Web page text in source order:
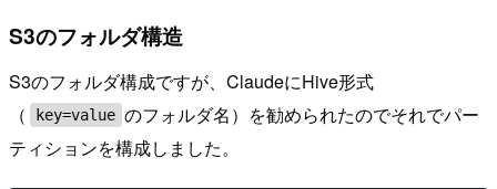
S3のフォルダ構造
S3のフォルダ構成ですが、ClaudeにHive形式
（
key=value のフォルダ名）を勧められたのでそれでパー
ティションを構成しました。